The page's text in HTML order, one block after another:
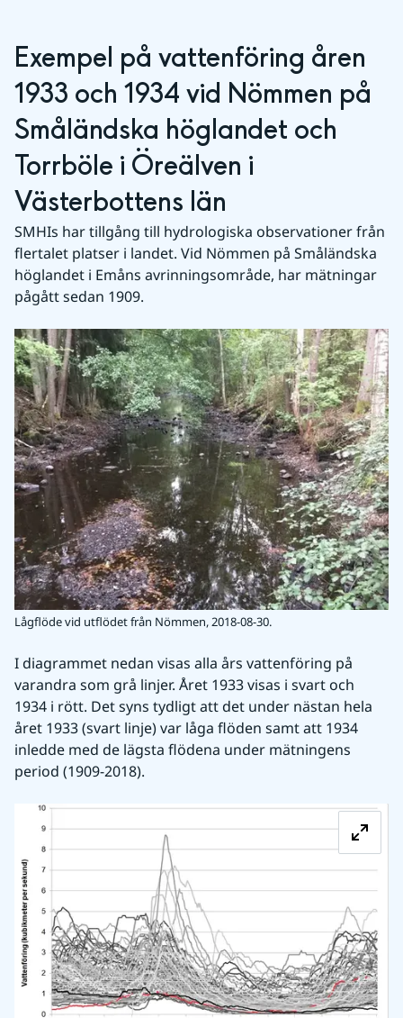
Exempel på vattenföring åren
1933 och 1934 vid Nömmen på
Småländska höglandet och
Torrböle i Öreälven i
Västerbottens län
SMHIs har tillgång till hydrologiska observationer från
flertalet platser i landet. Vid Nömmen på Småländska
höglandet i Emåns avrinningsområde, har mätningar
pågått sedan 1909.
Lågflöde vid utflödet från Nömmen, 2018-08-30.
I diagrammet nedan visas alla års vattenföring på
varandra som grå linjer. Året 1933 visas i svart och
1934 i rött. Det syns tydligt att det under nästan hela
året 1933 (svart linje) var låga flöden samt att 1934
inledde med de lägsta flödena under mätningens
period (1909-2018).